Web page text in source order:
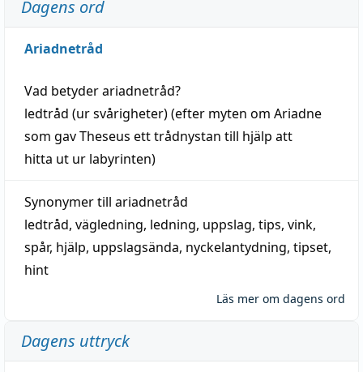
Dagens ord
Ariadnetråd
Vad betyderariadnetråd?
ledtråd (ur svårigheter) (efter myten om Ariadne
som gav Theseus ett trådnystan till hjälp att
hitta ut ur labyrinten)
Synonymer till ariadnetråd
ledtråd, vägledning, ledning, uppslag, tips, vink,
spår, hjälp, uppslagsända, nyckelantydning, tipset,
hint
Läs mer om dagens ord
Dagens uttryck